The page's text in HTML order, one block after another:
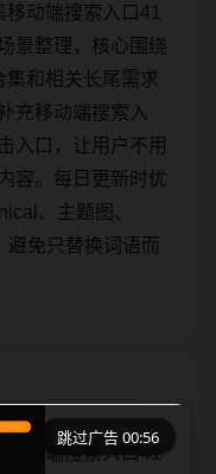
动端搜索入口41
景整理，核心围绕
集和相关长尾需求
充移动端搜索入
入口，让用户不用
容。每日更新时优
、主题图、
避免只替换词语而
移动端搜索入口41
跳过广告 00:56